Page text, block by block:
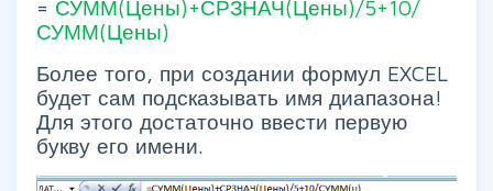
= СУММ(Цены)+СРЗНАЧ(Цены)/5+10/
СУММ(Цены)
Более того, при создании формул EXCEL
будет сам подсказывать имя диапазона!
Для этого достаточно ввести первую
букву его имени.